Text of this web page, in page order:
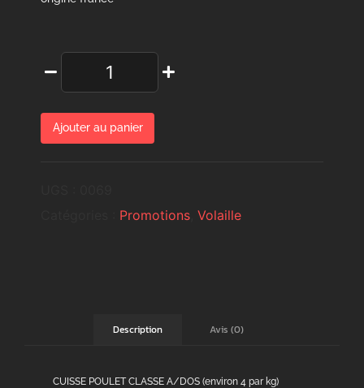
Ajouter au panier
Promotions Volaille
Description Avis (0)
CUISSE POULET CLASSE A/DOS (environ 4 par kg)